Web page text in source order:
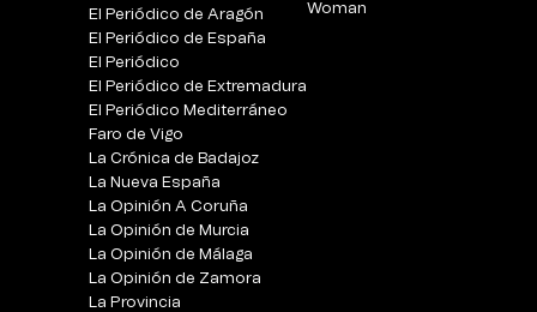
El Periódico de Aragón
El Periódico de España
El Periódico
El Periódico de Extremadura
El Periódico Mediterráneo
Faro de Vigo
La Crónica de Badajoz
La Nueva España
La Opinión A Coruña
La Opinión de Murcia
La Opinión de Málaga
La Opinión de Zamora
La Provincia
Woman